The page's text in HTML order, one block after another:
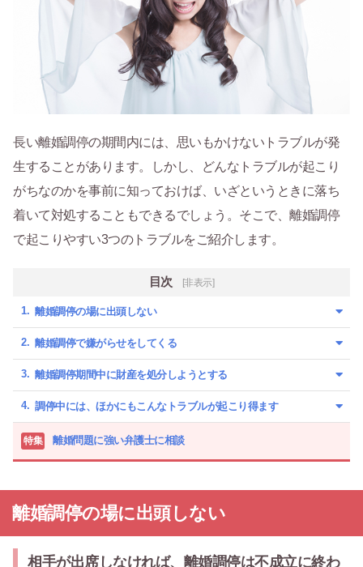
長い離婚調停の期間内には、思いもかけないトラブルが発
生することがあります。しかし、どんなトラブルが起こり
がちなのかを事前に知っておけば、いざというときに落ち
着いて対処することもできるでしょう。そこで、離婚調停
で起こりやすい3つのトラブルをご紹介します。
目次 [非表示]
離婚調停の場に出頭しない
離婚調停で嫌がらせをしてくる
離婚調停期間中に財産を処分しようとする
調停中には、ほかにもこんなトラブルが起こり得ます
特集 離婚問題に強い弁護士に相談
離婚調停の場に出頭しない
相手が出席しなければ、離婚調停は不成立に終わ